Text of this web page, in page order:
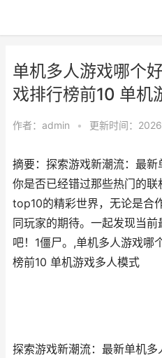
单机多人游戏哪个
戏排行榜前10 单机
作者： admin • 更新时间：
摘要：探索游戏新潮流：最新
你是否已经错过那些热门的
top10的精彩世界，无论是合
同玩家的期待。一起发现当
吧！1僵尸。,单机多人游戏哪
榜前10 单机游戏多人模式
探索游戏新潮流：最新单机